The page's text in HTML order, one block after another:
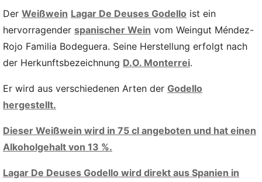
Der Weißwein Lagar De Deuses Godello ist ein
hervorragender spanischer Wein vom Weingut Méndez-
Rojo Familia Bodeguera. Seine Herstellung erfolgt nach
der Herkunftsbezeichnung D.O. Monterrei.
Er wird aus verschiedenen Arten der Godello
hergestellt.
Dieser Weißwein wird in 75 cl angeboten und hat einen
Alkoholgehalt von 13 %.
Lagar De Deuses Godello wird direkt aus Spanien in